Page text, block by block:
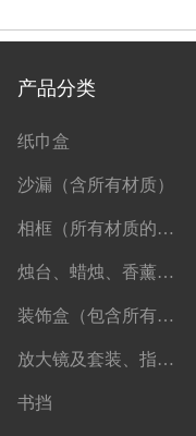
产品分类
纸巾盒
沙漏（含所有材质）
相框（所有材质的相框）
烛台、蜡烛、香薰、精油及一切香薰制品
装饰盒（包含所有盒子）
放大镜及套装、指南针、望远镜
书挡